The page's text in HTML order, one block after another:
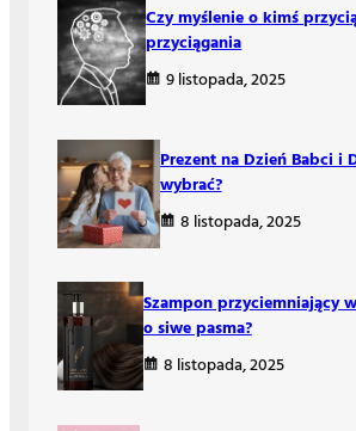
Czy myślenie o kimś
przyciągania
9 listopada, 2025
Prezent na Dzień Babci i
wybrać?
8 listopada, 2025
Szampon przyciemniający
o siwe pasma?
8 listopada, 2025